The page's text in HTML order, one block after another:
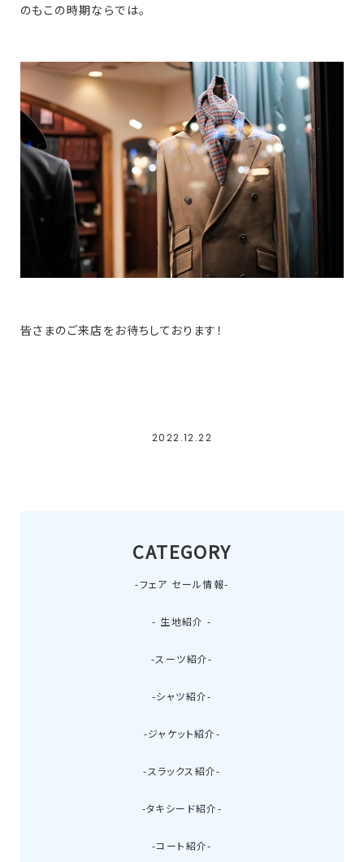
のもこの時期ならでは。
皆さまのご来店をお待ちしております！
2022.12.22
CATEGORY
-フェア セール情報-
- 生地紹介 -
-スーツ紹介-
-シャツ紹介-
-ジャケット紹介-
-スラックス紹介-
-タキシード紹介-
-コート紹介-